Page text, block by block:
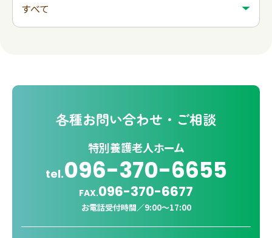
各種お問い合わせ・ご相談
特別養護老人ホーム
tel.096-370-6655
FAX.096-370-6677
お電話受付時間／9:00〜17:00